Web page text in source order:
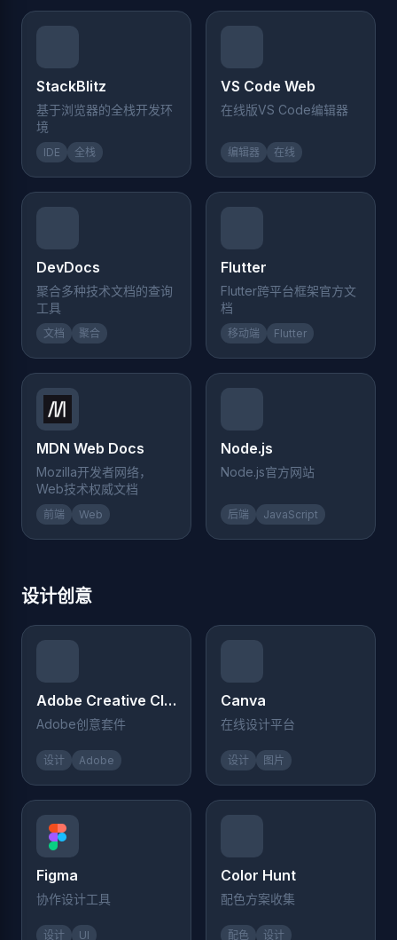
StackBlitz
基于浏览器的全栈开发环
境
IDE 全栈
VS Code Web
在线版VS Code编辑器
编辑器 在线
DevDocs
聚合多种技术文档的查询
工具
文档 聚合
Flutter
Flutter跨平台框架官方文
档
移动端 Flutter
MDN Web Docs
Mozilla开发者网络，
Web技术权威文档
前端 Web
Node.js
Node.js官方网站
后端 JavaScript
设计创意
Adobe Creative Cloud
Adobe创意套件
设计 Adobe
Canva
在线设计平台
设计 图片
Figma
协作设计工具
设计 UI
Color Hunt
配色方案收集
配色 设计